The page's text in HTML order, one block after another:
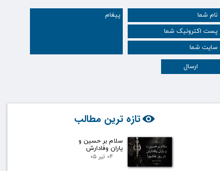
ارسال
تازه ترین مطالب
سلام بر حسین و
یاران وفادارش
۰۴ تیر ۰۵